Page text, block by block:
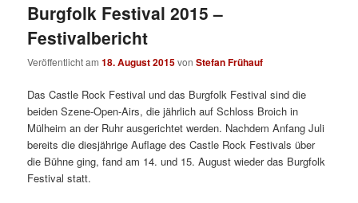
Burgfolk Festival 2015 –
Festivalbericht
Veröffentlicht am18. August 2015vonStefan Frühauf
Das Castle Rock Festival und das Burgfolk Festival sind die
beiden Szene-Open-Airs, die jährlich auf Schloss Broich in
Mülheim an der Ruhr ausgerichtet werden. Nachdem Anfang Juli
bereits die diesjährige Auflage des Castle Rock Festivals über
die Bühne ging, fand am 14. und 15. August wieder das Burgfolk
Festival statt.